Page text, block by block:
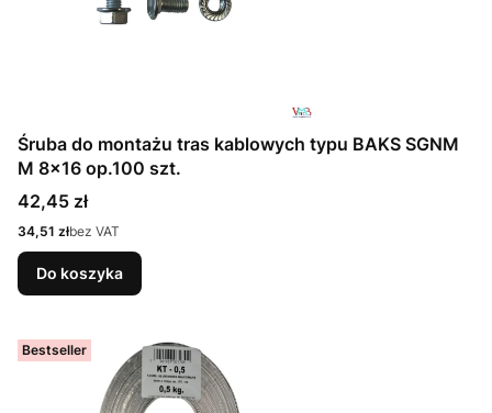
Śruba do montażu tras kablowych typu BAKS SGNM
M 8x16 op.100 szt.
Cena
42,45 zł
Cena
34,51 złbez VAT
Do koszyka
Bestseller